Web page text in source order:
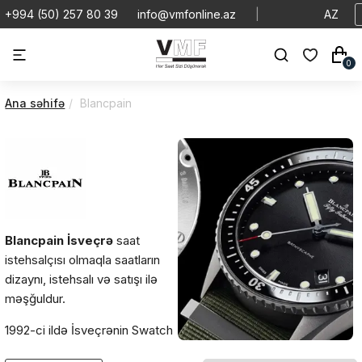
+994 (50) 257 80 39 info@vmfonline.az AZ
0
Ana səhifə Blancpain
Blancpain İsveçrə saat
istehsalçısı olmaqla saatların
dizaynı, istehsalı və satışı ilə
məşğuldur.
1992-ci ildə İsveçrənin Swatch